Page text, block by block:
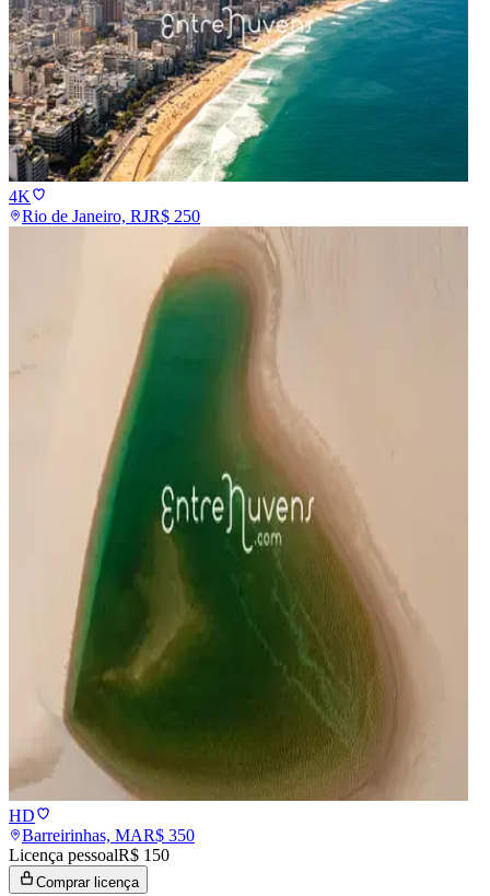
4K
Rio de Janeiro, RJR$ 250
HD
Barreirinhas, MAR$ 350
Licença pessoalR$ 150
Comprar licença